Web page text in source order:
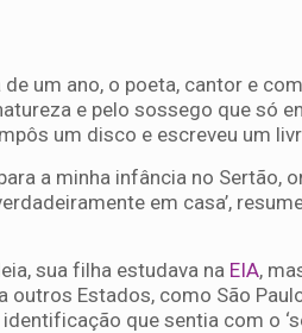
um ano, o poeta, cantor e
e pelo sossego que só
um disco e escreveu um
a minha infância no Sertão,
em casa’,
sua filha estudava na EIA,
Estados, como São
que sentia com o